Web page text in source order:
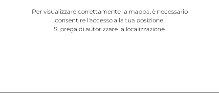
Per visualizzare correttamente la mappa, è necessario
consentire l'accesso alla tua posizione.
Si prega di autorizzare la localizzazione.